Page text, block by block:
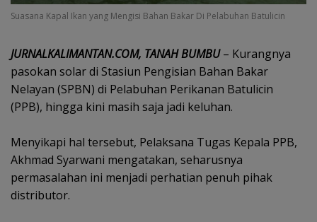
Suasana Kapal Ikan yang Mengisi Bahan Bakar Di Pelabuhan Batulicin
JURNALKALIMANTAN.COM, TANAH BUMBU– Kurangnya
pasokan solar di Stasiun Pengisian Bahan Bakar
Nelayan (SPBN) di Pelabuhan Perikanan Batulicin
(PPB), hingga kini masih saja jadi keluhan.
Menyikapi hal tersebut, Pelaksana Tugas Kepala PPB,
Akhmad Syarwani mengatakan, seharusnya
permasalahan ini menjadi perhatian penuh pihak
distributor.